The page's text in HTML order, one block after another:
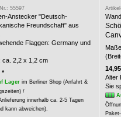
55597
Anstecker "Deutsch-
Freundschaft" aus
Flaggen: Germany und
ca. 2,2 x 1,2 cm
*
Lagerim Berliner Shop (Anfahrt &
/
innerhalb ca. 2-5 Tagen
kann abweichen).
Alter
Sie